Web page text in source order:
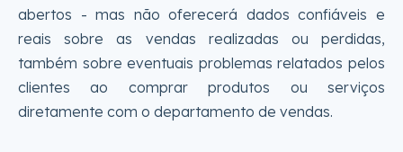
abertos - mas não oferecerá dados confiáveis e
reais sobre as vendas realizadas ou perdidas,
também sobre eventuais problemas relatados pelos
clientes ao comprar produtos ou serviços
diretamente com o departamento de vendas.